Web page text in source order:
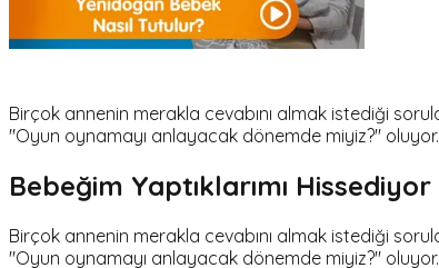
Birçok annenin merakla cevabını almak istediği
"Oyun oynamayı anlayacak dönemde miyiz?"
Bebeğim Yaptıklarımı Hissediyor
Birçok annenin merakla cevabını almak istediği
"Oyun oynamayı anlayacak dönemde miyiz?"